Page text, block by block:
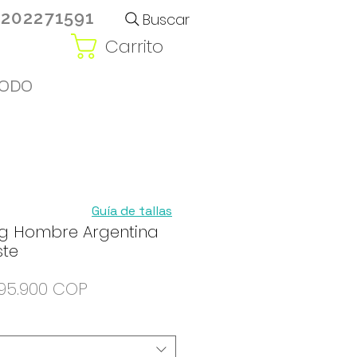
Buscar
Carrito
Hombre Argentina
COP
oferta
Guía de tallas